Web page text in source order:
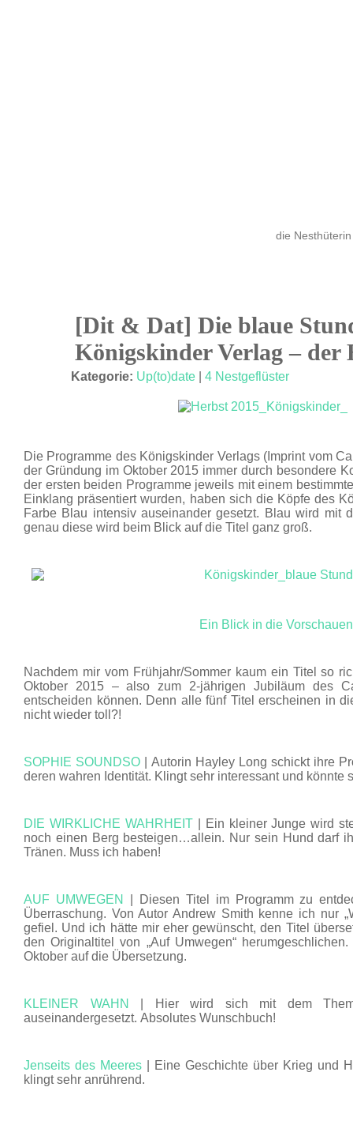
die Nesthüterin
[Dit & Dat] Die blaue
Königskinder Verlag – der
Kategorie: Up(to)date 4 Nestgeflüster
Die Programme des Königskinder Verlags (Imprint vom
der Gründung im Oktober 2015 immer durch besondere
der ersten beiden Programme jeweils mit einem
Einklang präsentiert wurden, haben sich die Köpfe des
Farbe Blau intensiv auseinander gesetzt. Blau wird mit
genau diese wird beim Blick auf die Titel ganz groß.
Ein Blick in die Vorschauen
Nachdem mir vom Frühjahr/Sommer kaum ein Titel so
Oktober 2015 – also zum 2-jährigen Jubiläum des
entscheiden können. Denn alle fünf Titel erscheinen in
nicht wieder toll?!
SOPHIE SOUNDSO | Autorin Hayley Long schickt ihre
deren wahren Identität. Klingt sehr interessant und könnte
DIE WIRKLICHE WAHRHEIT| Ein kleiner Junge wird
noch einen Berg besteigen…allein. Nur sein Hund darf
Tränen. Muss ich haben!
AUF UMWEGEN
| Diesen Titel im Programm zu
Überraschung. Von Autor Andrew Smith kenne ich nur
gefiel. Und ich hätte mir eher gewünscht, den Titel
den Originaltitel von „Auf Umwegen“
Oktober auf die Übersetzung.
KLEINER WAHN
| Hier wird sich mit dem Thema
auseinandergesetzt. Absolutes Wunschbuch!
Jenseits des Meeres | Eine Geschichte über Krieg und
klingt sehr anrührend.